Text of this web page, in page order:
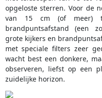
opgeloste sterren. Voor de
van 15 cm (of meer)
brandpuntsafstand (een
grote kijkers en
met speciale filters zeer
wacht best een donkere,
observeren, liefst op een
zuidelijke horizon.